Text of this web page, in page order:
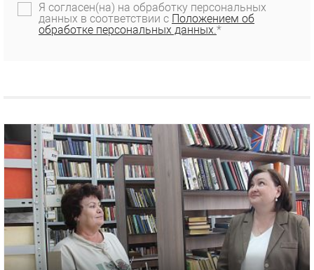
Я согласен(на) на обработку персональных
данных в соответствии с Положением об
обработке персональных данных.*